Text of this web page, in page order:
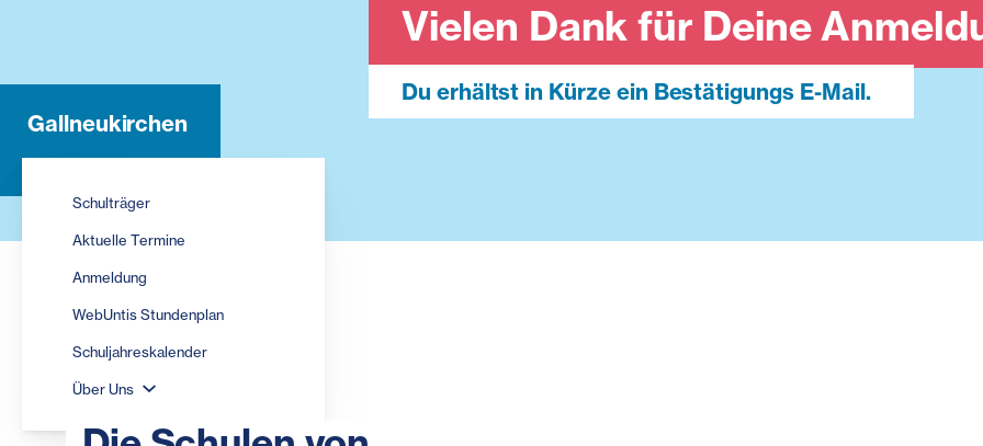
Vielen Dank für Deine
Du erhältst in Kürze ein Bestätigungs E-Mail.
Gallneukirchen
Schulträger
Aktuelle Termine
Anmeldung
WebUntis Stundenplan
Schuljahreskalender
Über Uns